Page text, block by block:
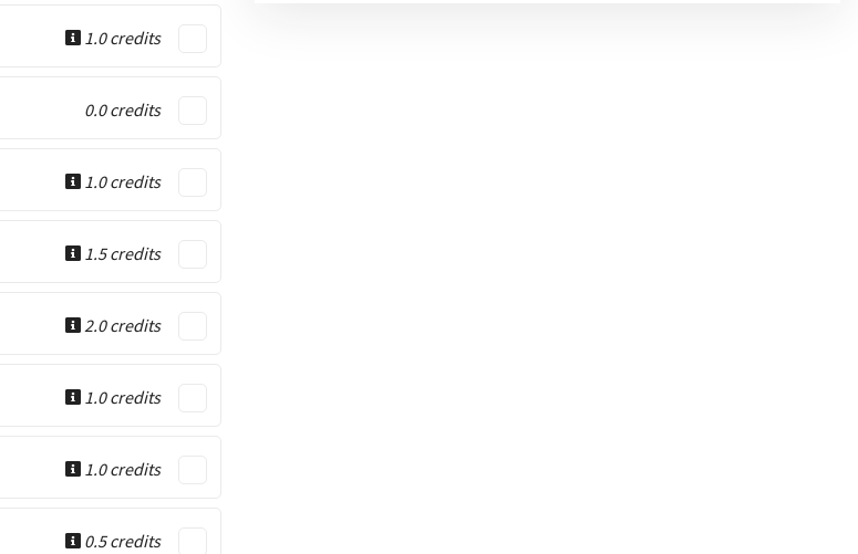
1.0 credits
0.0 credits
1.0 credits
1.5 credits
2.0 credits
1.0 credits
1.0 credits
0.5 credits